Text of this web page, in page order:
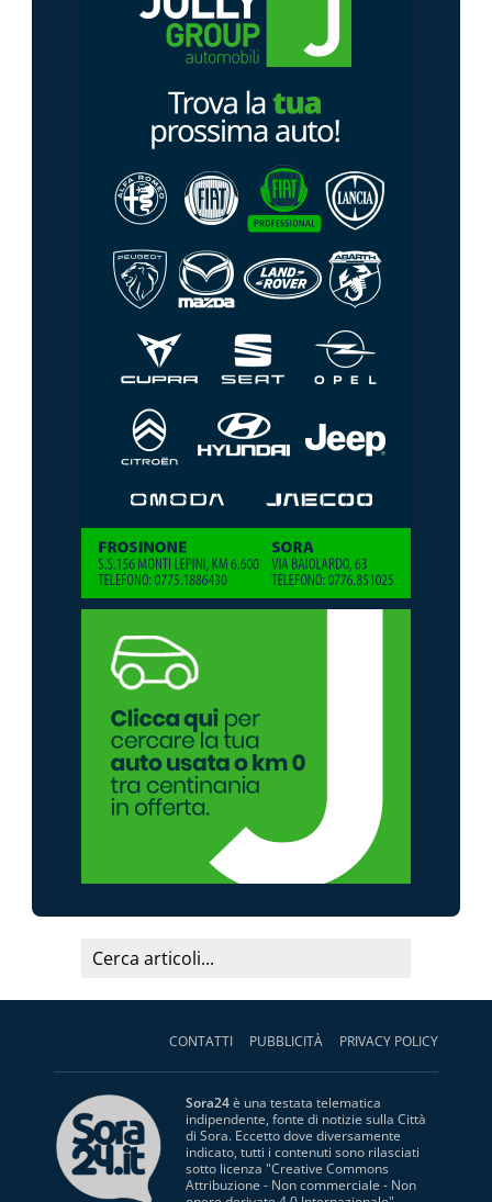
CONTATTI PUBBLICITÀ PRIVACY POLICY
Sora24è una testata telematica
indipendente, fonte di notizie sulla Città
di Sora. Eccetto dove diversamente
indicato, tutti i contenuti sono rilasciati
sotto licenza "Creative Commons
Attribuzione - Non commerciale - Non